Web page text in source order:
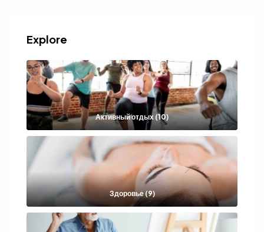
Explore
Активный отдых (10)
Здоровье (9)